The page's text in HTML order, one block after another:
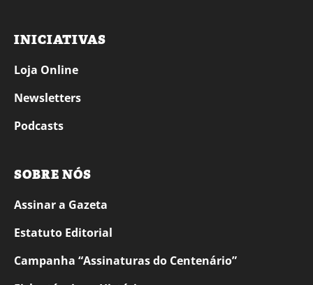
INICIATIVAS
Loja Online
Newsletters
Podcasts
SOBRE NÓS
Assinar a Gazeta
Estatuto Editorial
Campanha “Assinaturas do Centenário”